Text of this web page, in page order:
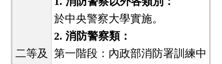
二等及
於中央警察大學實施。
2. 消防警察類：
第一階段：內政部消防署訓練中